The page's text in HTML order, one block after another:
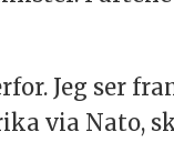
Jeg ser
via Nato,